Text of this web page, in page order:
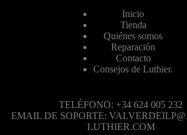
Inicio
Tienda
Quiénes somos
Reparación
Contacto
Consejos de Luthier.
TELÉFONO: +34 624 005 232
EMAIL DE SOPORTE:
LUTHIER.COM